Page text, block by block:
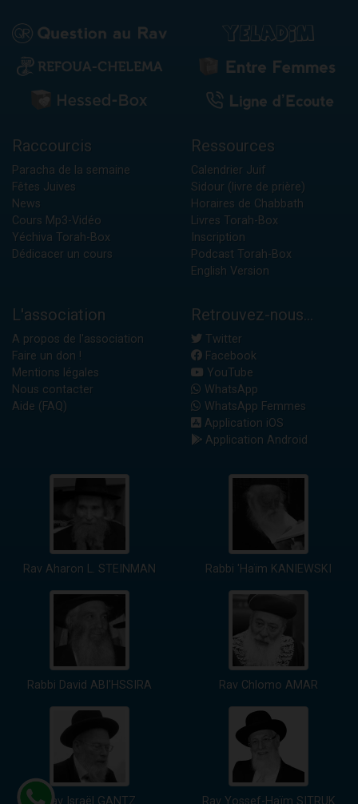
Raccourcis
Paracha de la semaine
Fêtes Juives
News
Cours Mp3-Vidéo
Yéchiva Torah-Box
Dédicacer un cours
Ressources
Calendrier Juif
Sidour (livre de prière)
Horaires de Chabbath
Livres Torah-Box
Inscription
Podcast Torah-Box
English Version
L'association
A propos de l'association
Faire un don !
Mentions légales
Nous contacter
Aide (FAQ)
Retrouvez-nous...
Twitter
Facebook
YouTube
WhatsApp
WhatsApp Femmes
Application iOS
Application Android
Rav Aharon L. STEINMAN Rabbi 'Haïm KANIEWSKI
Rabbi David ABI'HSSIRA Rav Chlomo AMAR